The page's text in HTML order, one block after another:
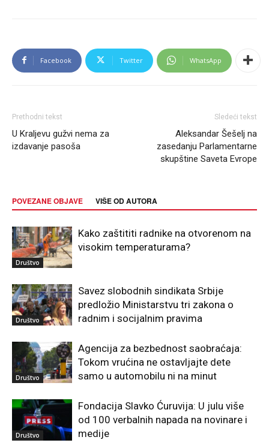
Facebook Twitter WhatsApp
Prethodni tekst
U Kraljevu gužvi nema za
izdavanje pasoša
Sledeći tekst
Aleksandar Šešelj na
zasedanju Parlamentarne
skupštine Saveta Evrope
POVEZANE OBJAVE VIŠE OD AUTORA
Društvo
Kako zaštititi radnike na otvorenom na
visokim temperaturama?
Društvo
Savez slobodnih sindikata Srbije
predložio Ministarstvu tri zakona o
radnim i socijalnim pravima
Društvo
Agencija za bezbednost saobraćaja:
Tokom vrućina ne ostavljajte dete
samo u automobilu ni na minut
Društvo
Fondacija Slavko Ćuruvija: U julu više
od 100 verbalnih napada na novinare i
medije